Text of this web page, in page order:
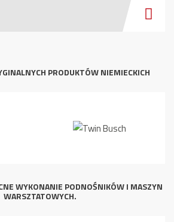
PRODUKTÓW NIEMIECKICH
WYKONANIE PODNOŚNIKÓW I MASZYN
WARSZTATOWYCH.